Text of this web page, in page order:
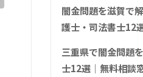
闇金問題を滋賀で
護士・司法書士12
三重県で闇金問題
士12選｜無料相談